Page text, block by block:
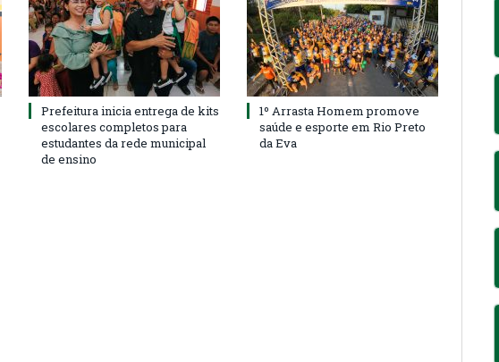
Prefeitura inicia entrega de kits
escolares completos para
estudantes da rede municipal
de ensino
1º Arrasta Homem promove
saúde e esporte em Rio Preto
da Eva